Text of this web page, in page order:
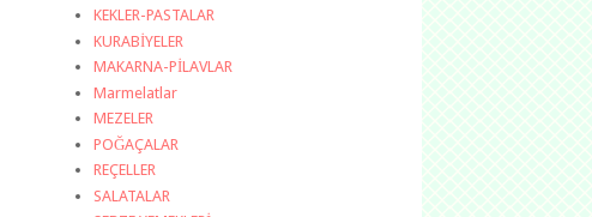
KEKLER-PASTALAR
KURABİYELER
MAKARNA-PİLAVLAR
Marmelatlar
MEZELER
POĞAÇALAR
REÇELLER
SALATALAR